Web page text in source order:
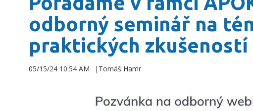
odborný seminář na
praktických zkušeností
05/15/24 10:54 AM Tomáš Hamr